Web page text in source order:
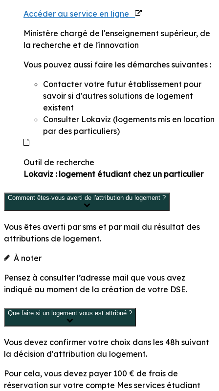
Accéder au service en ligne
Ministère chargé de l'enseignement supérieur, de
la recherche et de l'innovation
Vous pouvez aussi faire les démarches suivantes :
Contacter votre futur établissement pour
savoir si d'autres solutions de logement
existent
Consulter Lokaviz (logements mis en location
par des particuliers)
Outil de recherche
Lokaviz : logement étudiant chez un particulier
Comment êtes-vous averti de l'attribution du logement ?
Vous êtes averti par sms et par mail du résultat des
attributions de logement.
À noter
Pensez à consulter l’adresse mail que vous avez
indiqué au moment de la création de votre DSE.
Que faire si un logement vous est attribué ?
Vous devez confirmer votre choix dans les 48h suivant
la décision d'attribution du logement.
Pour cela, vous devez payer 100 € de frais de
réservation sur votre compte Mes services étudiant